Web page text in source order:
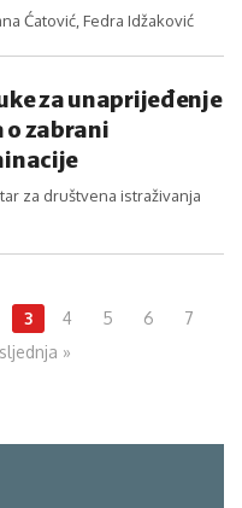
Ćatović, Fedra Idžaković
za unaprijeđenje
o zabrani
za društvena istraživanja
3 4 5 6
7
»